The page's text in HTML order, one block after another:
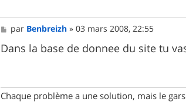
M
e
s
s
par Benbreizh »03 mars 2008, 22:55
Dans la base de donnee du site tu
Chaque problème a une solution, mais le